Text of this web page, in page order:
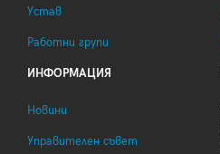
Устав
Работни групи
ИНФОРМАЦИЯ
Новини
Управителен съвет